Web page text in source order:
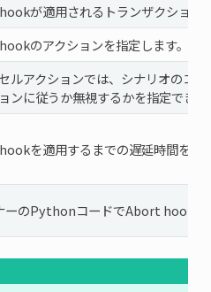
が適用されるトランザクション
のアクションを指定します。
ルアクションでは、シナリオのコ
ンに従うか無視するかを指定できま
を適用するまでの遅延時間を指
ーのPythonコードでAbort hookを